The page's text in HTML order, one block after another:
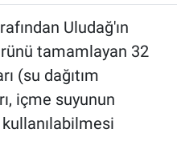
Uludağ'ın
tamamlayan 32
(su dağıtım
içme suyunun
kullanılabilmesi